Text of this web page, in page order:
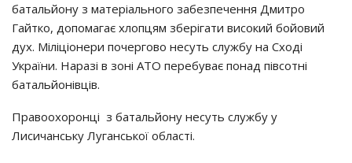
батальйону з матеріального забезпечення Дмитро
Гайтко, допомагає хлопцям зберігати високий бойовий
дух. Міліціонери почергово несуть службу на Сході
України. Наразі в зоні АТО перебуває понад півсотні
батальйонівців.
Правоохоронці з батальйону несуть службу у
Лисичанську Луганської області.